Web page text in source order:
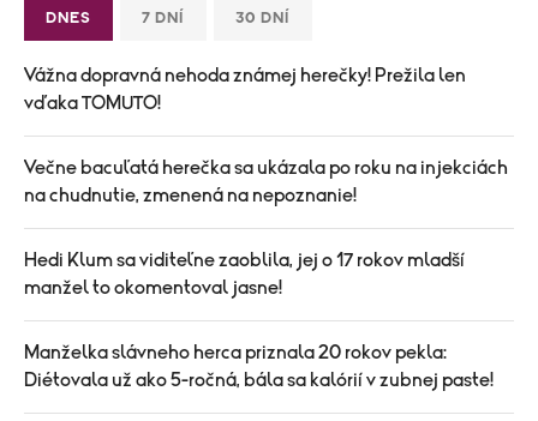
DNES 7 DNÍ 30 DNÍ
Vážna dopravná nehoda známej herečky! Prežila len
vďaka TOMUTO!
Večne bacuľatá herečka sa ukázala po roku na injekciách
na chudnutie, zmenená na nepoznanie!
Hedi Klum sa viditeľne zaoblila, jej o 17 rokov mladší
manžel to okomentoval jasne!
Manželka slávneho herca priznala 20 rokov pekla:
Diétovala už ako 5-ročná, bála sa kalórií v zubnej paste!